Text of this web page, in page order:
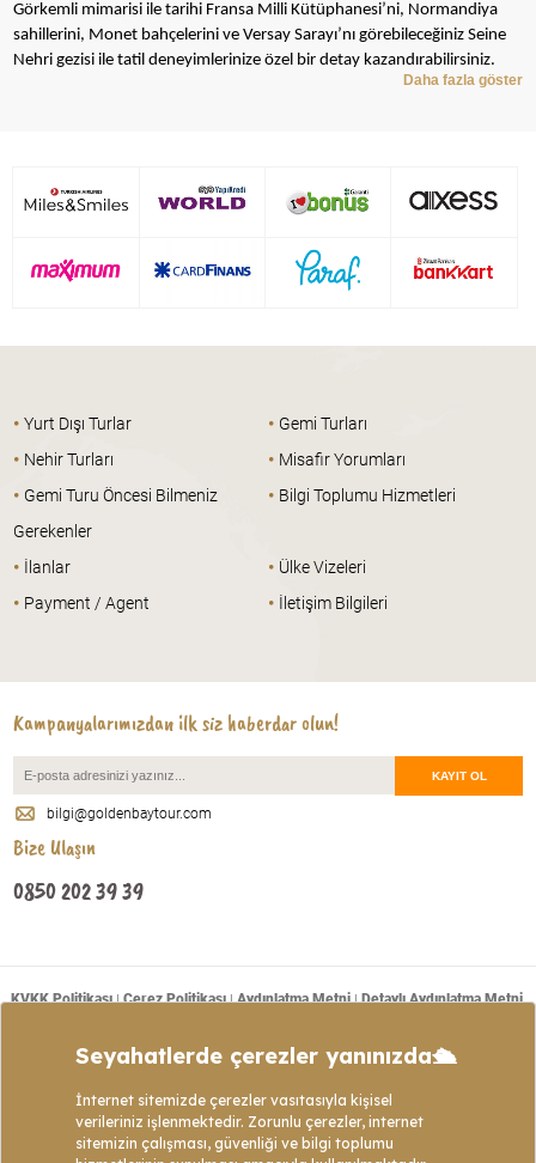
Görkemli mimarisi ile tarihi Fransa Milli Kütüphanesi’ni, Normandiya
sahillerini, Monet bahçelerini ve Versay Sarayı’nı görebileceğiniz Seine
Nehri gezisi ile tatil deneyimlerinize özel bir detay kazandırabilirsiniz.
Daha fazla göster
•Yurt Dışı Turlar • Gemi Turları
• Nehir Turları • Misafir Yorumları
• Gemi Turu Öncesi Bilmeniz
Gerekenler
• Bilgi Toplumu Hizmetleri
• İlanlar • Ülke Vizeleri
• Payment / Agent • İletişim Bilgileri
Kampanyalarımızdan ilk siz haberdar olun!
bilgi@goldenbaytour.com
Bize Ulaşın
0850 202 39 39
KVKK Politikası |Çerez Politikası |Aydınlatma Metni |Detaylı Aydınlatma Metni
Copyright © 2021 - Web sitemizde bulunan tüm turların program içeriklerinin telif
hakları Golden Bay Tour’a ait olup izinsiz kopyalanıp kullanılamaz veya çoğaltılamaz.